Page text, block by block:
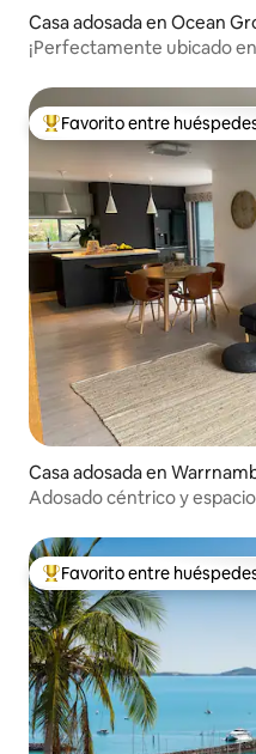
Casa adosada en Ocean
¡Perfectamente ubicado
Favorito entre huéspedes
Favorito entre
Casa adosada en
Adosado céntrico y
Favorito entre huéspedes
Favorito entre